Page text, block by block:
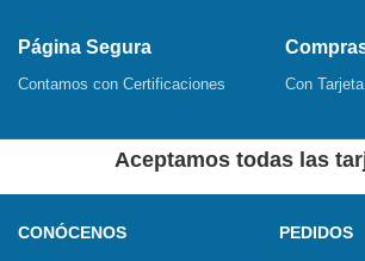
Página Segura
Contamos con Certificaciones Con
Aceptamos todas las
CONÓCENOS PEDIDOS